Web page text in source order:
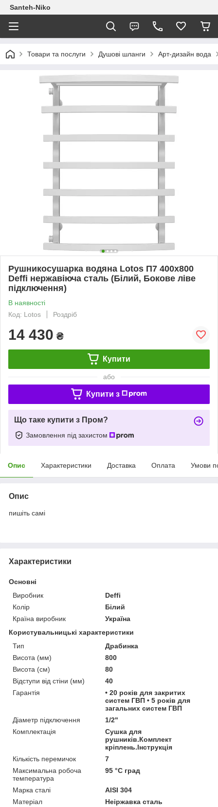
Santeh-Niko
Товари та послуги Душові шланги Арт-дизайн вода
Рушникосушарка водяна Lotos П7 400х800
Deffi нержавіюча сталь (Білий, Бокове ліве
підключення)
В наявності
Код: Lotos
Роздріб
14 430 ₴
Купити
або
Купити з
Що таке купити з Пром?
Замовлення під захистом
Опис Характеристики Доставка Оплата Умови
Опис
пишіть самі
Характеристики
Основні
Виробник
Deffi
Колір
Білий
Країна виробник
Україна
Користувальницькі характеристики
Тип
Драбинка
Висота (мм)
800
Висота (см)
80
Відступи від стіни (мм)
40
Гарантія
• 20 років для закритих
систем ГВП • 5 років для
загальних систем ГВП
Діаметр підключення
1/2"
Комплектація
Сушка для
рушників.Комплект
кріплень.Інструкція
Кількість перемичок
7
Максимальна робоча
температура
95 °С град
Марка сталі
AISI 304
Матеріал
Неіржавка сталь